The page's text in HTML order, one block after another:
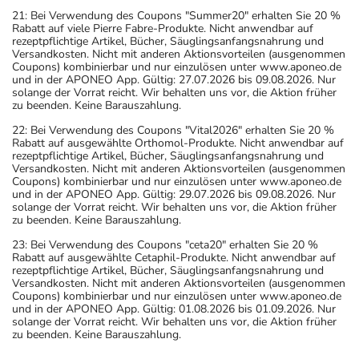
21: Bei Verwendung des Coupons "Summer20" erhalten Sie 20 %
Rabatt auf viele Pierre Fabre-Produkte. Nicht anwendbar auf
rezeptpflichtige Artikel, Bücher, Säuglingsanfangsnahrung und
Versandkosten. Nicht mit anderen Aktionsvorteilen (ausgenommen
Coupons) kombinierbar und nur einzulösen unter www.aponeo.de
und in der APONEO App. Gültig: 27.07.2026 bis 09.08.2026. Nur
solange der Vorrat reicht. Wir behalten uns vor, die Aktion früher
zu beenden. Keine Barauszahlung.
22: Bei Verwendung des Coupons "Vital2026" erhalten Sie 20 %
Rabatt auf ausgewählte Orthomol-Produkte. Nicht anwendbar auf
rezeptpflichtige Artikel, Bücher, Säuglingsanfangsnahrung und
Versandkosten. Nicht mit anderen Aktionsvorteilen (ausgenommen
Coupons) kombinierbar und nur einzulösen unter www.aponeo.de
und in der APONEO App. Gültig: 29.07.2026 bis 09.08.2026. Nur
solange der Vorrat reicht. Wir behalten uns vor, die Aktion früher
zu beenden. Keine Barauszahlung.
23: Bei Verwendung des Coupons "ceta20" erhalten Sie 20 %
Rabatt auf ausgewählte Cetaphil-Produkte. Nicht anwendbar auf
rezeptpflichtige Artikel, Bücher, Säuglingsanfangsnahrung und
Versandkosten. Nicht mit anderen Aktionsvorteilen (ausgenommen
Coupons) kombinierbar und nur einzulösen unter www.aponeo.de
und in der APONEO App. Gültig: 01.08.2026 bis 01.09.2026. Nur
solange der Vorrat reicht. Wir behalten uns vor, die Aktion früher
zu beenden. Keine Barauszahlung.